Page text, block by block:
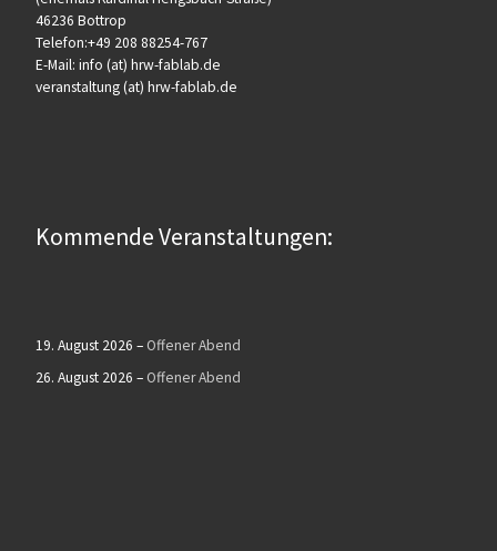
46236 Bottrop
Telefon:+49 208 88254-767
E-Mail: info (at) hrw-fablab.de
veranstaltung (at) hrw-fablab.de
Kommende Veranstaltungen:
19. August 2026 – Offener Abend
26. August 2026 – Offener Abend